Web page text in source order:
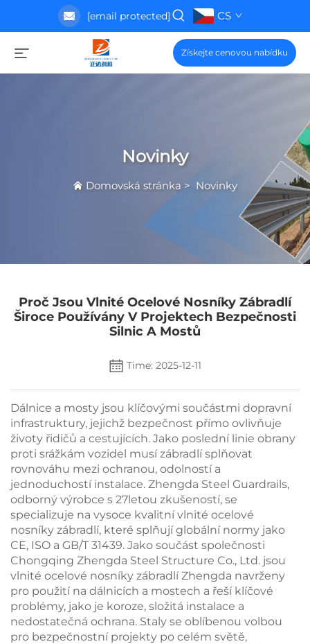
[email protected] CS
Získejte cenovou nabídku
Novinky
Domovská stránka > Novinky
Proč Jsou Vlnité Ocelové Nosníky Zábradlí
Široce Používány V Projektech Bezpečnosti
Silnic A Mostů
Time: 2025-12-11
Dálnice a mosty jsou klíčovými součástmi dopravní
infrastruktury, jejichž bezpečnost přímo ovlivňuje
životy řidičů a cestujících. Jako poslední linie obrany
proti srážkám vozidel musí zábradlí splňovat
rovnováhu mezi ochranou, odolností a
jednoduchostí instalace. Zhengda Steel Guardrails,
odborný výrobce s 27letou zkušeností, se
specializuje na vysoce kvalitní vlnité ocelové
nosníky zábradlí, které splňují globální normy jako
CE, ISO a GB/T 31439. Jako součást společnosti
Chongqing Zhengda Steel Structure Co., Ltd. jsou
vlnité ocelové nosníky zábradlí Zhengda navrženy
pro použití na dálnicích a mostech a řeší klíčové
problémy, jako je koroze, složitá instalace a
nedostatečná ochrana. Staly se oblíbenou volbou
pro bezpečnostní projekty po celém světě,